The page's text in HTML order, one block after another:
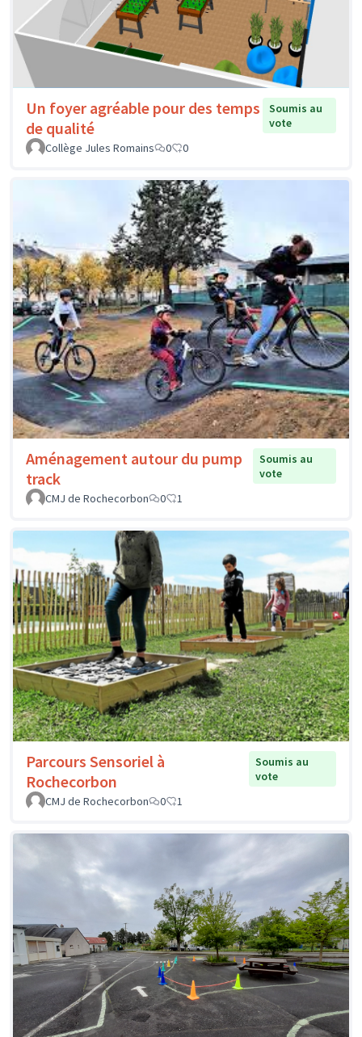
Un foyer agréable pour des temps
de qualité
Soumis au
vote
Collège Jules Romains
0 0
Aménagement autour du pump
track
Soumis au
vote
CMJ de Rochecorbon
0 1
Parcours Sensoriel à
Rochecorbon
Soumis au
vote
CMJ de Rochecorbon
0 1